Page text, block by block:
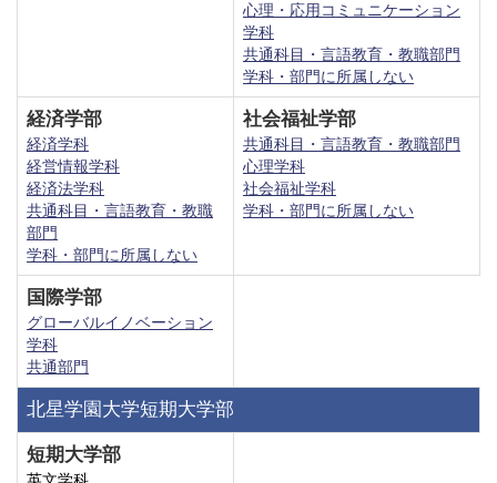
心理・応用コミュニケーション
学科
共通科目・言語教育・教職部門
学科・部門に所属しない
経済学部
経済学科
経営情報学科
経済法学科
共通科目・言語教育・教職
部門
学科・部門に所属しない
社会福祉学部
共通科目・言語教育・教職部門
心理学科
社会福祉学科
学科・部門に所属しない
国際学部
グローバルイノベーション
学科
共通部門
北星学園大学短期大学部
短期大学部